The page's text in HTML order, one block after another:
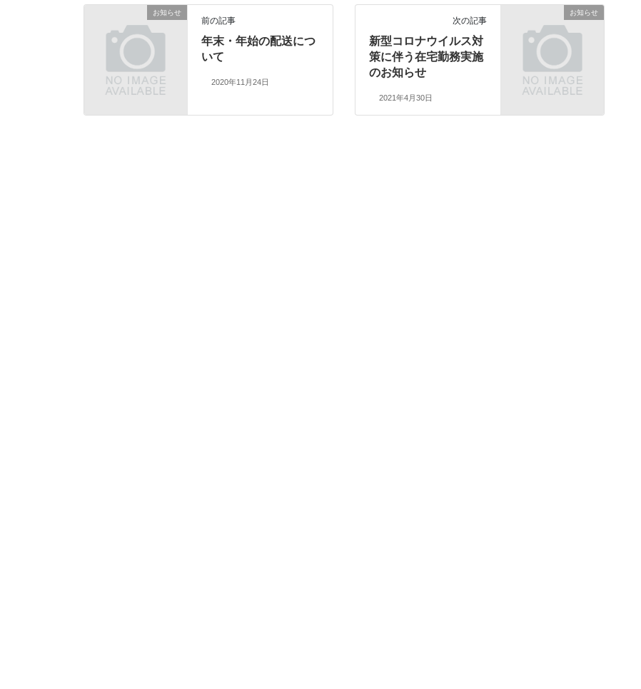
お知らせ
前の記事
年末・年始の配送につ
いて
2020年11月24日
お知らせ
次の記事
新型コロナウイルス対
策に伴う在宅勤務実施
のお知らせ
2021年4月30日